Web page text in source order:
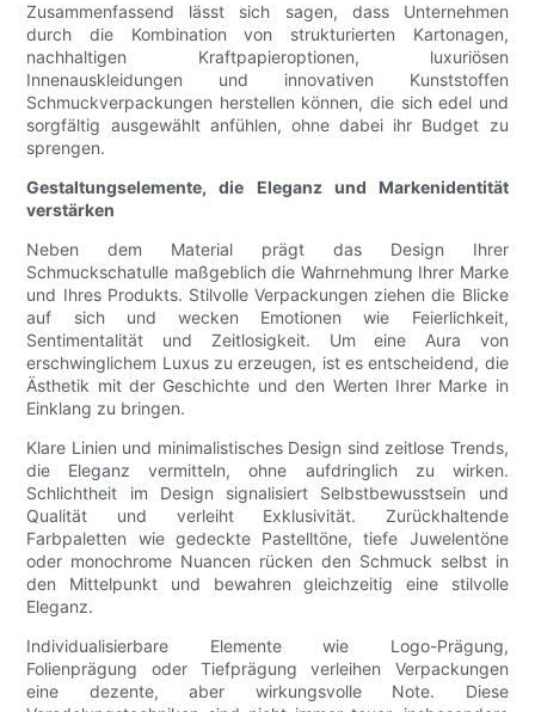
Zusammenfassend lässt sich sagen, dass Unternehmen
durch die Kombination von strukturierten Kartonagen,
nachhaltigen Kraftpapieroptionen, luxuriösen
Innenauskleidungen und innovativen Kunststoffen
Schmuckverpackungen herstellen können, die sich edel und
sorgfältig ausgewählt anfühlen, ohne dabei ihr Budget zu
sprengen.
Gestaltungselemente, die Eleganz und Markenidentität
verstärken
Neben dem Material prägt das Design Ihrer
Schmuckschatulle maßgeblich die Wahrnehmung Ihrer Marke
und Ihres Produkts. Stilvolle Verpackungen ziehen die Blicke
auf sich und wecken Emotionen wie Feierlichkeit,
Sentimentalität und Zeitlosigkeit. Um eine Aura von
erschwinglichem Luxus zu erzeugen, ist es entscheidend, die
Ästhetik mit der Geschichte und den Werten Ihrer Marke in
Einklang zu bringen.
Klare Linien und minimalistisches Design sind zeitlose Trends,
die Eleganz vermitteln, ohne aufdringlich zu wirken.
Schlichtheit im Design signalisiert Selbstbewusstsein und
Qualität und verleiht Exklusivität. Zurückhaltende
Farbpaletten wie gedeckte Pastelltöne, tiefe Juwelentöne
oder monochrome Nuancen rücken den Schmuck selbst in
den Mittelpunkt und bewahren gleichzeitig eine stilvolle
Eleganz.
Individualisierbare Elemente wie Logo-Prägung,
Folienprägung oder Tiefprägung verleihen Verpackungen
eine dezente, aber wirkungsvolle Note. Diese